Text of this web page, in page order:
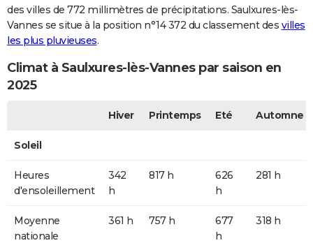
des villes de 772 millimètres de précipitations. Saulxures-lès-
Vannes se situe à la position n°14 372 du classement des villes
les plus pluvieuses.
Climat à Saulxures-lès-Vannes par saison en
2025
Hiver Printemps Eté Automne
Soleil
Heures
d'ensoleillement
342
h
817 h
626
h
281 h
Moyenne
nationale
361 h 757 h
677
h
318 h